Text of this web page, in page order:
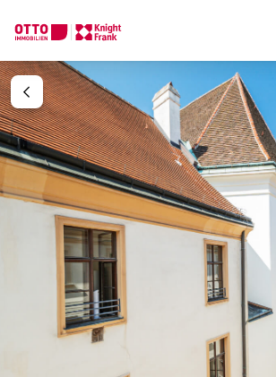
Ihre
Ihre
Anrede
Bitte
Wir finden Ihre
Traumimmobilie
Sagen Sie uns was Sie suchen und wir
Wie möchten Sie uns kontaktieren?
Online
Immobilie konfigurieren & finden
Direkte:r Ansprechpartner:in
Anrufen oder Rückruf vereinbaren